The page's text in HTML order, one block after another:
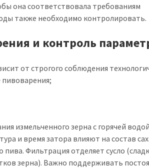
она соответствовала требованиям
также необходимо контролировать.
и контроль
от строгого соблюдения
измельченного зерна с горячей
и время затора влияют на состав
пива. Фильтрация отделяет сусло
зерна). Важно поддерживать